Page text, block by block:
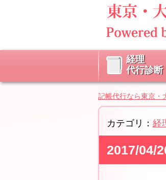
経理
代行診断
記帳代行なら東京・
カテゴリ： 経
2017/04/